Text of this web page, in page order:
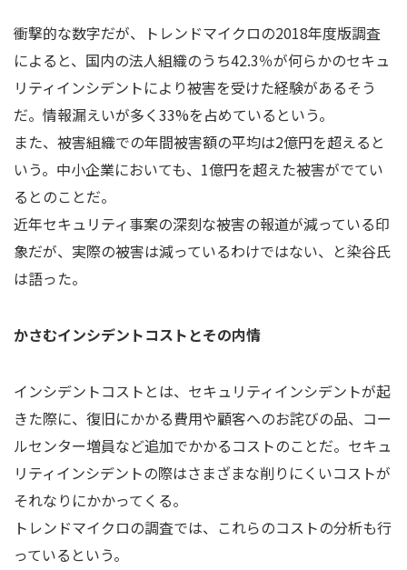
衝撃的な数字だが、トレンドマイクロの2018年度版調査
によると、国内の法人組織のうち42.3％が何らかのセキュ
リティインシデントにより被害を受けた経験があるそう
だ。情報漏えいが多く33%を占めているという。
また、被害組織での年間被害額の平均は2億円を超えると
いう。中小企業においても、1億円を超えた被害がでてい
るとのことだ。
近年セキュリティ事案の深刻な被害の報道が減っている印
象だが、実際の被害は減っているわけではない、と染谷氏
は語った。
かさむインシデントコストとその内情
インシデントコストとは、セキュリティインシデントが起
きた際に、復旧にかかる費用や顧客へのお詫びの品、コー
ルセンター増員など追加でかかるコストのことだ。セキュ
リティインシデントの際はさまざまな削りにくいコストが
それなりにかかってくる。
トレンドマイクロの調査では、これらのコストの分析も行
っているという。